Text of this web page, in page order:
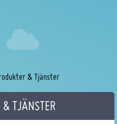
& Tjänster
& TJÄNSTER